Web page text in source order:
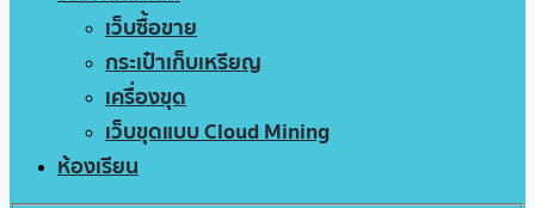
เว็บซื้อขาย
กระเป๋าเก็บเหรียญ
เครื่องขุด
เว็บขุดแบบ Cloud Mining
ห้องเรียน